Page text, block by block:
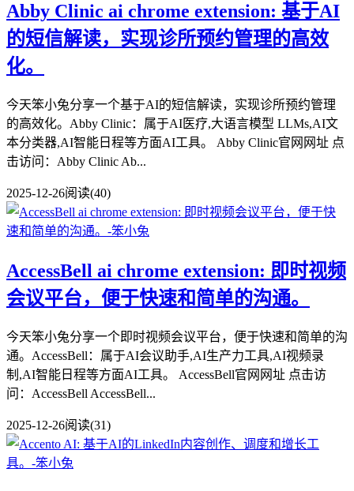
Abby Clinic ai chrome extension: 基于AI
的短信解读，实现诊所预约管理的高效
化。
今天笨小兔分享一个基于AI的短信解读，实现诊所预约管理
的高效化。Abby Clinic：属于AI医疗,大语言模型 LLMs,AI文
本分类器,AI智能日程等方面AI工具。 Abby Clinic官网网址 点
击访问：Abby Clinic Ab...
2025-12-26阅读(40)
AccessBell ai chrome extension: 即时视频
会议平台，便于快速和简单的沟通。
今天笨小兔分享一个即时视频会议平台，便于快速和简单的沟
通。AccessBell：属于AI会议助手,AI生产力工具,AI视频录
制,AI智能日程等方面AI工具。 AccessBell官网网址 点击访
问：AccessBell AccessBell...
2025-12-26阅读(31)